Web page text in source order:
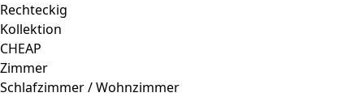
Rechteckig
Kollektion
CHEAP
Zimmer
Schlafzimmer / Wohnzimmer